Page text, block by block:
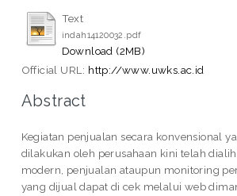
Text
indah14120032.pdf
Download (2MB)
Official URL: http://www.uwks.ac.id
Abstract
Kegiatan penjualan secara konvensional
dilakukan oleh perusahaan kini telah
modern, penjualan ataupun monitoring
yang dijual dapat di cek melalui web